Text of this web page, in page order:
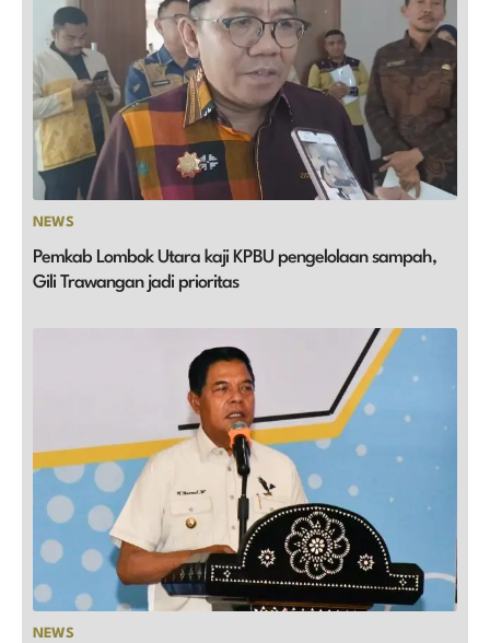
NEWS
Pemkab Lombok Utara kaji KPBU pengelolaan sampah,
Gili Trawangan jadi prioritas
NEWS